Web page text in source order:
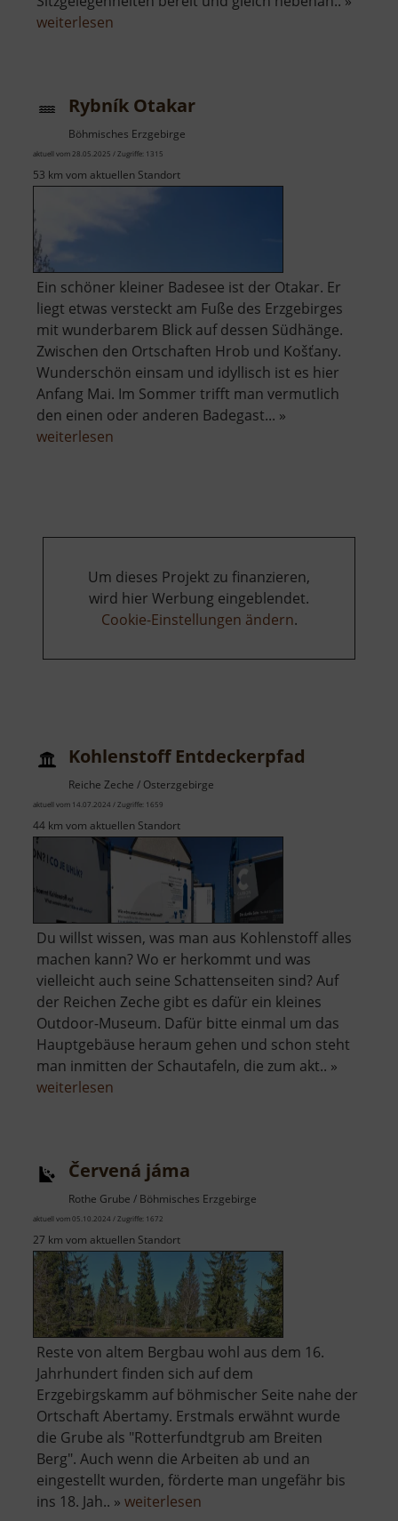
weiterlesen
Rybník Otakar
Böhmisches Erzgebirge
aktuell vom 28.05.2025 / Zugriffe: 1315
53 km vom aktuellen Standort
Ein schöner kleiner Badesee ist der Otakar. Er
liegt etwas versteckt am Fuße des Erzgebirges
mit wunderbarem Blick auf dessen Südhänge.
Zwischen den Ortschaften Hrob und Košťany.
Wunderschön einsam und idyllisch ist es hier
Anfang Mai. Im Sommer trifft man vermutlich
den einen oder anderen Badegast... »
weiterlesen
Um dieses Projekt zu finanzieren,
wird hier Werbung eingeblendet.
Cookie-Einstellungen ändern.
Kohlenstoff Entdeckerpfad
Reiche Zeche / Osterzgebirge
aktuell vom 14.07.2024 / Zugriffe: 1659
44 km vom aktuellen Standort
Du willst wissen, was man aus Kohlenstoff alles
machen kann? Wo er herkommt und was
vielleicht auch seine Schattenseiten sind? Auf
der Reichen Zeche gibt es dafür ein kleines
Outdoor-Museum. Dafür bitte einmal um das
Hauptgebäuse heraum gehen und schon steht
man inmitten der Schautafeln, die zum akt.. »
weiterlesen
Červená jáma
Rothe Grube / Böhmisches Erzgebirge
aktuell vom 05.10.2024 / Zugriffe: 1672
27 km vom aktuellen Standort
Reste von altem Bergbau wohl aus dem 16.
Jahrhundert finden sich auf dem
Erzgebirgskamm auf böhmischer Seite nahe der
Ortschaft Abertamy. Erstmals erwähnt wurde
die Grube als "Rotterfundtgrub am Breiten
Berg". Auch wenn die Arbeiten ab und an
eingestellt wurden, förderte man ungefähr bis
ins 18. Jah.. » weiterlesen